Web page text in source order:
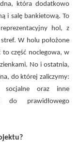
która dodatkowo
i salę bankietową. To
hol, z
W holu położone
to część noclegowa, w
No i ostatnia,
do której zaliczymy:
socjalne oraz inne
do prawidłowego